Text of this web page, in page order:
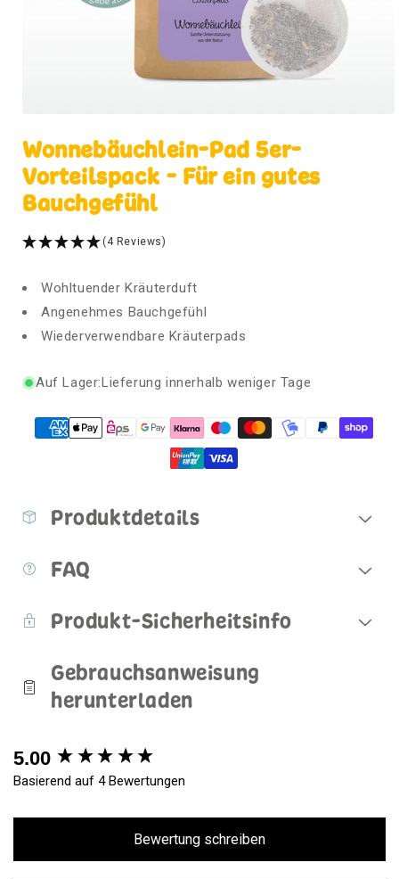
Wonnebäuchlein-Pad 5er-
Vorteilspack - Für ein gutes
Bauchgefühl
(4 Reviews)
Wohltuender Kräuterduft
Angenehmes Bauchgefühl
Wiederverwendbare Kräuterpads
Auf Lager:Lieferung innerhalb weniger Tage
Produktdetails
FAQ
Produkt-Sicherheitsinfo
Gebrauchsanweisung
herunterladen
5.00
Basierend auf 4 Bewertungen
Bewertung schreiben
New content loaded